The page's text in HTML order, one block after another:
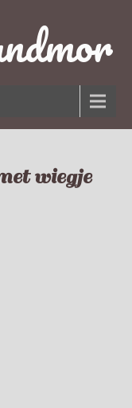
wiegje